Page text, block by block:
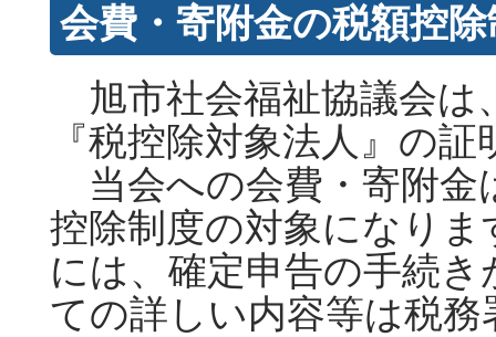
会費・寄附金の税額控
旭市社会福祉協議会は
『税控除対象法人』の
当会への会費・寄附金
控除制度の対象になり
には、確定申告の手続
ての詳しい内容等は税